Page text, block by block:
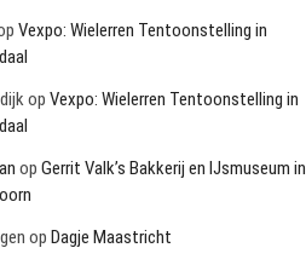
Vexpo: Wielerren Tentoonstelling in
op Vexpo: Wielerren Tentoonstelling in
op Gerrit Valk’s Bakkerij en IJsmuseum in
op Dagje Maastricht